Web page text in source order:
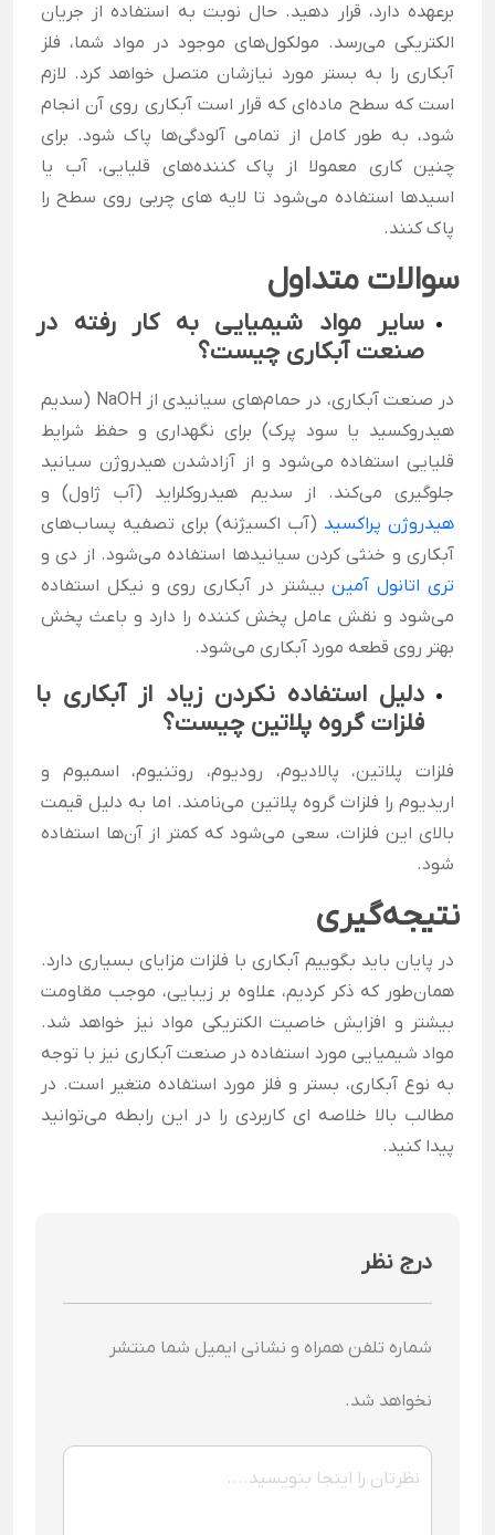
برعهده دارد، قرار دهید. حال نوبت به استفاده از جریان
الکتریکی می‌رسد. مولکول‌های موجود در مواد شما، فلز
آبکاری را به بستر مورد نیازشان متصل خواهد کرد. لازم
است که سطح ماده‌ای که قرار است آبکاری روی آن انجام
شود، به طور کامل از تمامی آلودگی‌ها پاک شود. برای
چنین کاری معمولا از پاک کننده‌های قلیایی، آب یا
اسیدها استفاده می‌شود تا لایه های چربی روی سطح را
پاک کنند.
سوالات متداول
سایر مواد شیمیایی به کار رفته در
صنعت آبکاری چیست؟
در صنعت آبکاری، در حمام‌های سیانیدی از NaOH (سدیم
هیدروکسید یا سود پرک) برای نگهداری و حفظ شرایط
قلیایی استفاده می‌شود و از آزادشدن هیدروژن سیانید
جلوگیری می‌کند. از سدیم هیدروکلراید (آب ژاول) و
هیدروژن پراکسید (آب اکسیژنه) برای تصفیه پساب‌های
آبکاری و خنثی کردن سیانیدها استفاده می‌شود. از دی و
تری اتانول آمینبیشتر در آبکاری روی و نیکل استفاده
می‌شود و نقش عامل پخش کننده را دارد و باعث پخش
بهتر روی قطعه مورد آبکاری می‌شود.
دلیل استفاده نکردن زیاد از آبکاری با
فلزات گروه پلاتین چیست؟
فلزات پلاتین، پالادیوم، رودیوم، روتنیوم، اسمیوم و
اریدیوم را فلزات گروه پلاتین می‌نامند. اما به دلیل قیمت
بالای این فلزات، سعی می‌شود که کمتر از آن‌ها استفاده
شود.
نتیجه‌گیری
در پایان باید بگوییم آبکاری با فلزات مزایای بسیاری دارد.
همان‌طور که ذکر کردیم، علاوه بر زیبایی، موجب مقاومت
بیشتر و افزایش خاصیت الکتریکی مواد نیز خواهد شد.
مواد شیمیایی مورد استفاده در صنعت آبکاری نیز با توجه
به نوع آبکاری، بستر و فلز مورد استفاده متغیر است. در
مطالب بالا خلاصه ای کاربردی را در این رابطه می‌توانید
پیدا کنید.
درج نظر
شماره تلفن همراه و نشانی ایمیل شما منتشر
نخواهد شد.